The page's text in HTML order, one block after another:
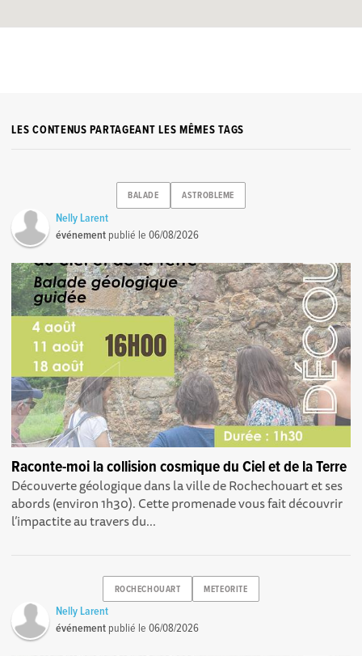
LES CONTENUS PARTAGEANT LES MÊMES TAGS
BALADE ASTROBLEME
Nelly Larent
événement publié le06/08/2026
Raconte-moi la collision cosmique du Ciel et de la Terre
Découverte géologique dans la ville de Rochechouart et ses
abords (environ 1h30). Cette promenade vous fait découvrir
l’impactite au travers du...
ROCHECHOUART METEORITE
Nelly Larent
événement publié le06/08/2026